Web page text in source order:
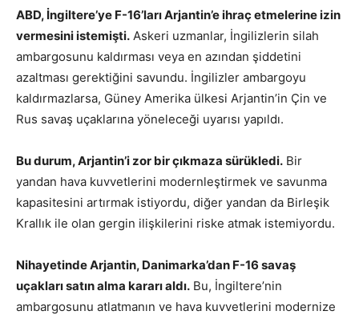
ABD, İngiltere’ye F-16’ları Arjantin’e ihraç etmelerine izin
vermesini istemişti. Askeri uzmanlar, İngilizlerin silah
ambargosunu kaldırması veya en azından şiddetini
azaltması gerektiğini savundu. İngilizler ambargoyu
kaldırmazlarsa, Güney Amerika ülkesi Arjantin’in Çin ve
Rus savaş uçaklarına yöneleceği uyarısı yapıldı.
Bu durum, Arjantin’i zor bir çıkmaza sürükledi. Bir
yandan hava kuvvetlerini modernleştirmek ve savunma
kapasitesini artırmak istiyordu, diğer yandan da Birleşik
Krallık ile olan gergin ilişkilerini riske atmak istemiyordu.
Nihayetinde Arjantin, Danimarka’dan F-16 savaş
uçakları satın alma kararı aldı. Bu, İngiltere’nin
ambargosunu atlatmanın ve hava kuvvetlerini modernize